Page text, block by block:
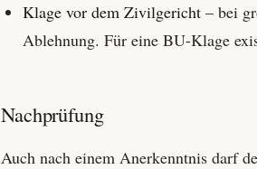
Klage vor dem Zivilgericht – bei
Ablehnung. Für eine BU-Klage
Nachprüfung
Auch nach einem Anerkenntnis darf